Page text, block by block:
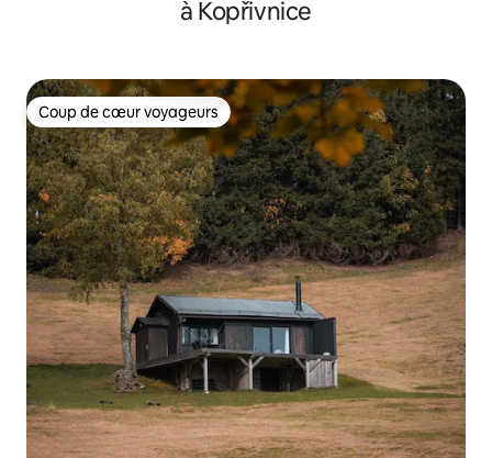
à Kopřivnice
Coup de cœur voyageurs
Coup de cœur voyageurs